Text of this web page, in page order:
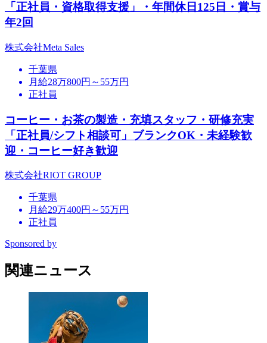
「正社員・資格取得支援」・年間休日125日・賞与
年2回
株式会社Meta Sales
千葉県
月給28万800円～55万円
正社員
コーヒー・お茶の製造・充填スタッフ・研修充実
「正社員/シフト相談可」ブランクOK・未経験歓
迎・コーヒー好き歓迎
株式会社RIOT GROUP
千葉県
月給29万400円～55万円
正社員
Sponsored by
関連ニュース